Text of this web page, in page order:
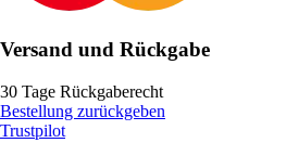
Versand und Rückgabe
30 Tage Rückgaberecht
Bestellung zurückgeben
Trustpilot